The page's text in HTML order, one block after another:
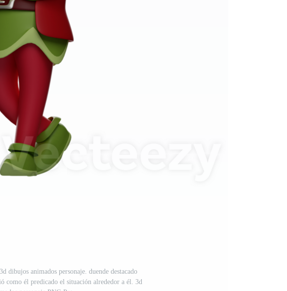
dibujos animados personaje. duende destacado
como él predicado el situación alrededor a él. 3d